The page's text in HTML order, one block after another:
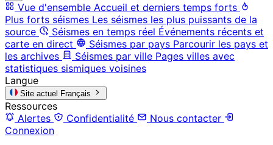
Vue d'ensemble Accueil et derniers temps forts
Plus forts séismes Les séismes les plus puissants de la
source
Séismes en temps réel Événements récents et
carte en direct
Séismes par pays Parcourir les pays et
les archives
Séismes par ville Pages villes avec
statistiques sismiques voisines
Langue
Site actuel Français
Ressources
Alertes
Confidentialité
Nous contacter
Connexion